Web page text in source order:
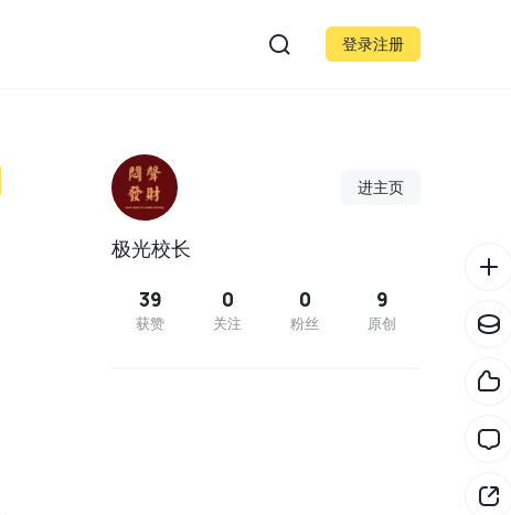
登录注册
进主页
极光校长
39
获赞
0
关注
0
粉丝
9
原创